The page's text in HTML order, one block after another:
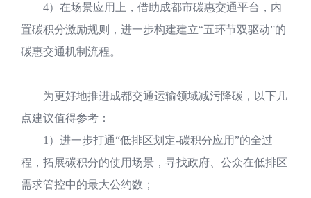
4）在场景应用上，借助成都市碳惠交通平台，内
置碳积分激励规则，进一步构建建立“五环节双驱动”的
碳惠交通机制流程。
为更好地推进成都交通运输领域减污降碳，以下几
点建议值得参考：
1）进一步打通“低排区划定-碳积分应用”的全过
程，拓展碳积分的使用场景，寻找政府、公众在低排区
需求管控中的最大公约数；